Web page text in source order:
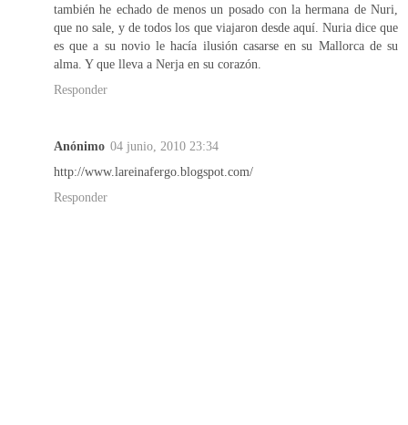
también he echado de menos un posado con la hermana de Nuri,
que no sale, y de todos los que viajaron desde aquí. Nuria dice que
es que a su novio le hacía ilusión casarse en su Mallorca de su
alma. Y que lleva a Nerja en su corazón.
Responder
Anónimo 04 junio, 2010 23:34
http://www.lareinafergo.blogspot.com/
Responder